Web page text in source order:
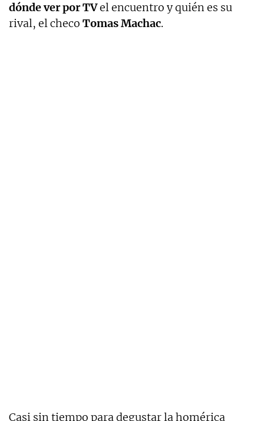
dónde ver por TVel encuentro y quién es su
rival, el checo Tomas Machac.
Casi sin tiempo para degustar la homérica